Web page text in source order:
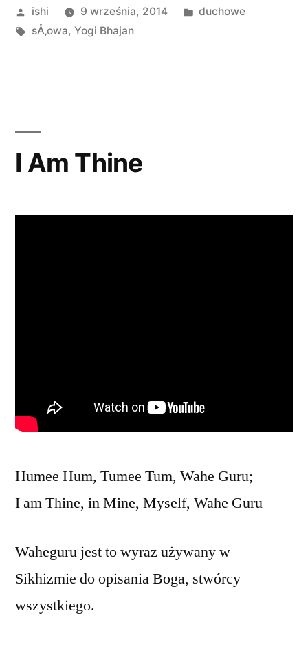
Opublikowane
przez
ishi 9 września, 2014
Opublikowano
duchowe
Tagi:
sÅ‚owa, Yogi Bhajan
I Am Thine
Humee Hum, Tumee Tum, Wahe Guru;
I am Thine, in Mine, Myself, Wahe Guru
Waheguru jest to wyraz używany w
Sikhizmie do opisania Boga, stwórcy
wszystkiego.